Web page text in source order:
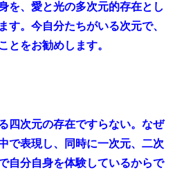
を、愛と光の多次元的存在とし
す。今自分たちがいる次元で、
とをお勧めします。
四次元の存在ですらない。なぜ
で表現し、同時に一次元、二次
自分自身を体験しているからで